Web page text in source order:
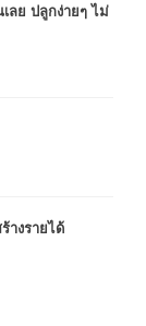
ลย ปลูกง่ายๆ ไม่
างรายได้